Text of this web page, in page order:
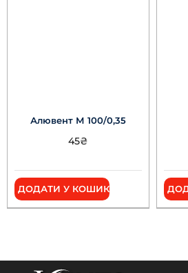
Алювент М 100/0,35
45₴
ДОДАТИ У КОШИК